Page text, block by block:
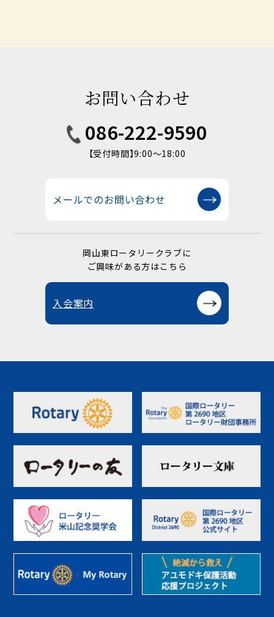
お問い合わせ
086-222-9590
【受付時間】9:00〜18:00
メールでのお問い合わせ
岡山東ロータリークラブに
ご興味がある方はこちら
入会案内